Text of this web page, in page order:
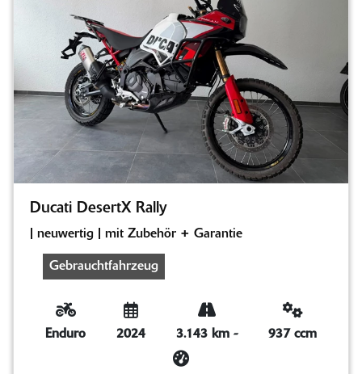
Ducati DesertX Rally
| neuwertig | mit Zubehör + Garantie
Gebrauchtfahrzeug
Enduro 2024 3.143 km - 937 ccm